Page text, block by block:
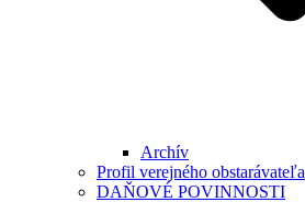
Archív
Profil verejného obstarávateľa
DAŇOVÉ POVINNOSTI